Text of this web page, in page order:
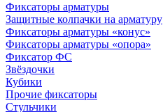
Фиксаторы арматуры
Защитные колпачки на арматуру
Фиксаторы арматуры «конус»
Фиксаторы арматуры «опора»
Фиксатор ФС
Звёздочки
Кубики
Прочие фиксаторы
Стульчики